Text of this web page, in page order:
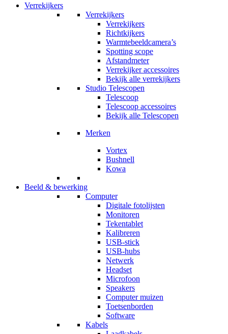
Verrekijkers
Verrekijkers
Verrekijkers
Richtkijkers
Warmtebeeldcamera’s
Spotting scope
Afstandmeter
Verrekijker accessoires
Bekijk alle verrekijkers
Studio Telescopen
Telescoop
Telescoop accessoires
Bekijk alle Telescopen
Merken
Vortex
Bushnell
Kowa
Beeld & bewerking
Computer
Digitale fotolijsten
Monitoren
Tekentablet
Kalibreren
USB-stick
USB-hubs
Netwerk
Headset
Microfoon
Speakers
Computer muizen
Toetsenborden
Software
Kabels